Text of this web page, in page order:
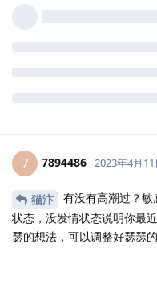
7 7894486 2023年4月11
猫汴
有没有高潮过？
状态，没发情状态说明你最
瑟的想法，可以调整好瑟瑟